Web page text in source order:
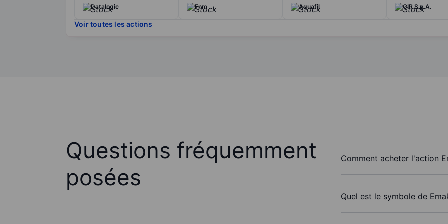
Datalogic Fnm Aquafil CIR S.p.A.
Voir toutes les actions
Questions fréquemment
posées
Comment acheter l'action
Quel est le symbole de